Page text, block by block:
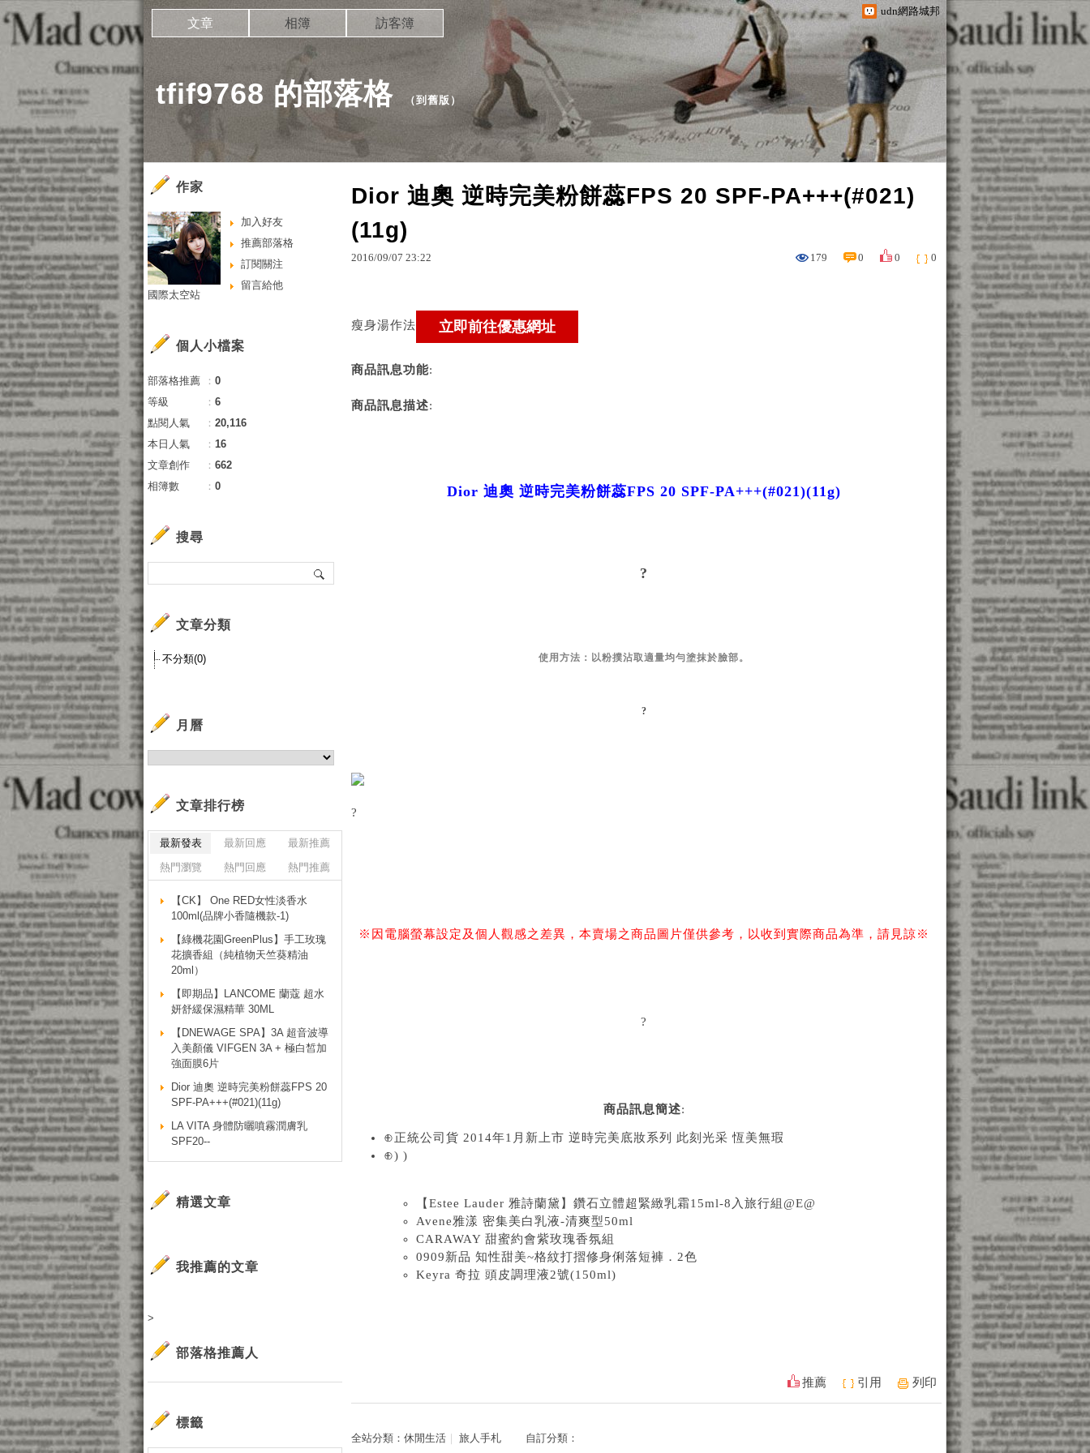
udn網路城邦
tfif9768 的部落格 （到舊版 ）
文章 相簿 訪客簿
Dior 迪奧 逆時完美粉餅蕊FPS 20 SPF-PA+++(#021)
(11g)
2016/09/07 23:22 179 0 0 0
瘦身湯作法
商品訊息功能:
商品訊息描述:
Dior 迪奧 逆時完美粉餅蕊FPS 20 SPF-PA+++(#021)(11g)
?
使用方法：以粉撲沾取適量均勻塗抹於臉部。
?
?
※因電腦螢幕設定及個人觀感之差異，本賣場之商品圖片僅供參考，以收到實際商品為準，請見諒※
?
商品訊息簡述:
⊕正統公司貨 2014年1月新上市 逆時完美底妝系列 此刻光采 恆美無瑕
⊕) )
【Estee Lauder 雅詩蘭黛】鑽石立體超緊緻乳霜15ml-8入旅行組@E@
Avene雅漾 密集美白乳液-清爽型50ml
CARAWAY 甜蜜約會紫玫瑰香氛組
0909新品 知性甜美~格紋打摺修身俐落短褲．2色
Keyra 奇拉 頭皮調理液2號(150ml)
推薦 引用 列印
全站分類： 休閒生活 旅人手札
自訂分類：
作家
加入好友
推薦部落格
訂閱關注
留言給他
國際太空站
個人小檔案
部落格推薦 ： 0
等級
： 6
點閱人氣
： 20,116
本日人氣
： 16
文章創作
： 662
相簿數
： 0
搜尋
文章分類
不分類(0)
月曆
文章排行榜
最新發表 最新回應
最新推薦
熱門瀏覽
熱門回應 熱門推薦
【CK】 One RED女性淡香水
100ml(品牌小香隨機款-1)
【綠機花園GreenPlus】手工玫瑰
花擴香組（純植物天竺葵精油
20ml）
【即期品】LANCOME 蘭蔻 超水
妍舒緩保濕精華 30ML
【DNEWAGE SPA】3A 超音波導
入美顏儀 VIFGEN 3A + 極白皙加
強面膜6片
Dior 迪奧 逆時完美粉餅蕊FPS 20
SPF-PA+++(#021)(11g)
LA VITA 身體防曬噴霧潤膚乳
SPF20--
精選文章
我推薦的文章
>
部落格推薦人
標籤